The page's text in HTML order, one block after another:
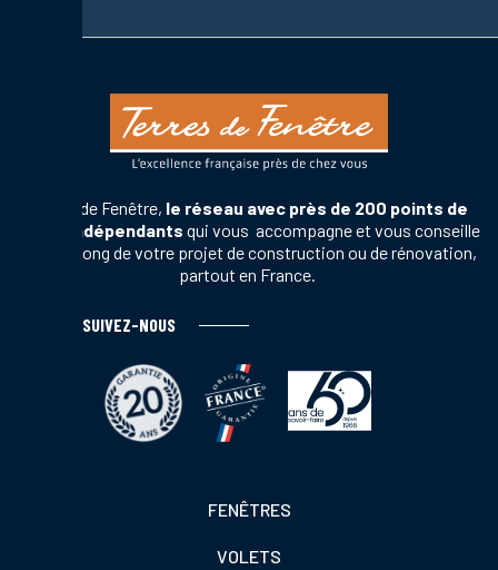
Terres de Fenêtre, le réseau avec près de 200 points de
vente indépendants qui vous accompagne et vous conseille
tout au long de votre projet de construction ou de rénovation,
partout en France.
SUIVEZ-NOUS
FENÊTRES
VOLETS